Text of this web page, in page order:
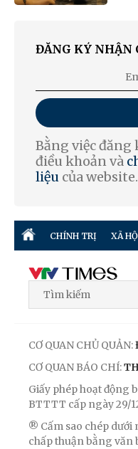
ĐĂNG KÝ NHẬN
Bằng việc đăng
điều khoản và
liệu của website.
CHÍNH TRỊ XÃ
CƠ QUAN CHỦ QUẢN:
CƠ QUAN BÁO CHÍ:
Giấy phép hoạt động
BTTTT cấp ngày 29/
® Cấm sao chép
chấp thuận bằng văn